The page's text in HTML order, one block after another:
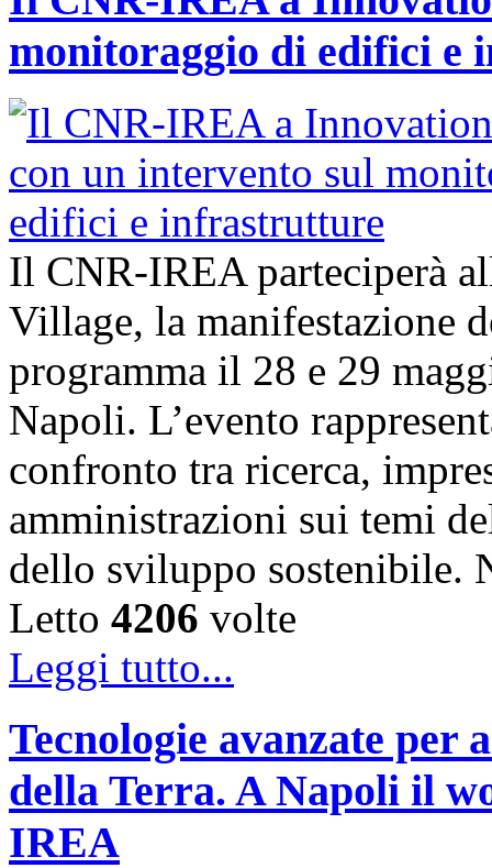
monitoraggio di edifici e
Il CNR-IREA parteciperà
Village, la manifestazione
programma il 28 e 29
Napoli. L’evento
confronto tra ricerca,
amministrazioni sui temi
dello sviluppo sostenibile.
Letto 4206 volte
Leggi tutto...
Tecnologie avanzate per
della Terra. A Napoli il
IREA